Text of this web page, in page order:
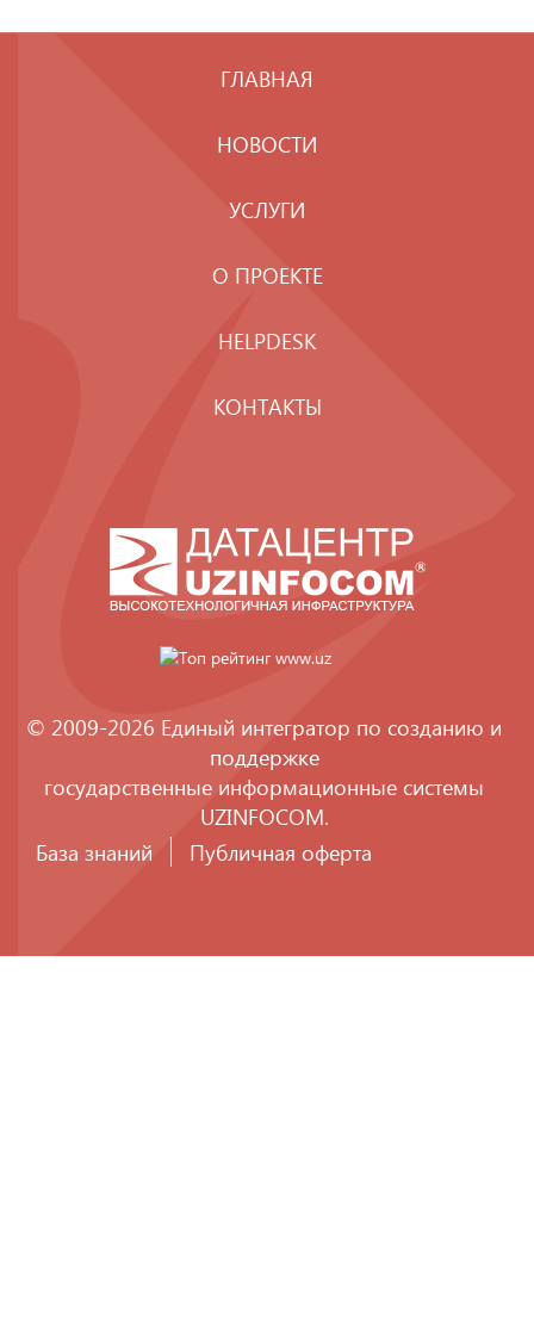
ГЛАВНАЯ
НОВОСТИ
УСЛУГИ
О ПРОЕКТЕ
HELPDESK
КОНТАКТЫ
© 2009-2026 Единый интегратор по созданию и
поддержке
государственные информационные системы
UZINFOCOM.
База знаний
Публичная оферта